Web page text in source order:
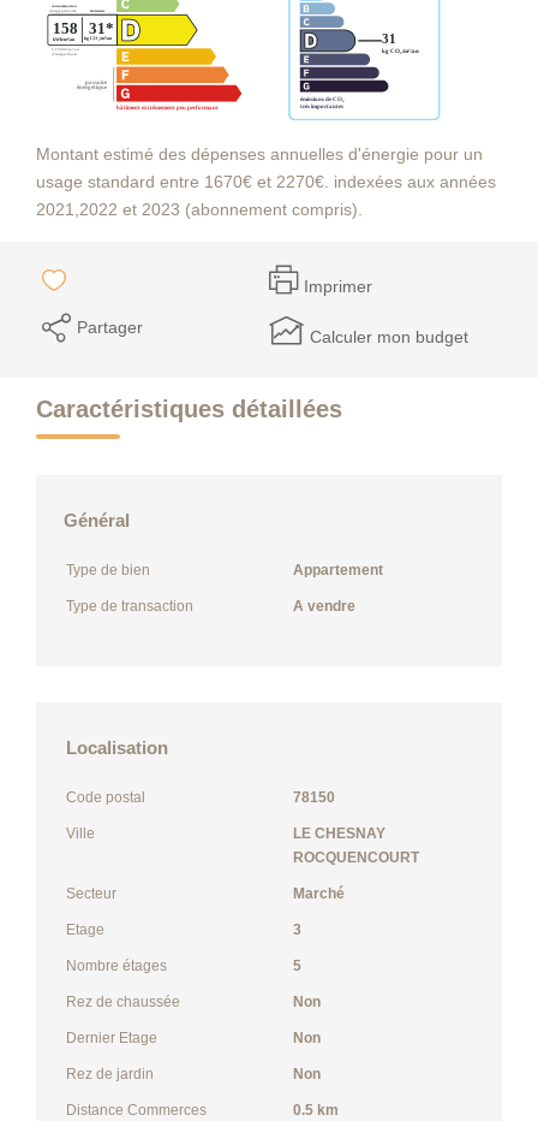
Montant estimé des dépenses annuelles d'énergie pour un
usage standard entre 1670€ et 2270€. indexées aux années
2021,2022 et 2023 (abonnement compris).
Imprimer
Partager Calculer mon budget
Caractéristiques détaillées
Général
Type de bien Appartement
Type de transaction A vendre
Localisation
Code postal 78150
Ville
LE CHESNAY
ROCQUENCOURT
Secteur Marché
Etage 3
Nombre étages 5
Rez de chaussée Non
Dernier Etage Non
Rez de jardin Non
Distance Commerces 0.5 km